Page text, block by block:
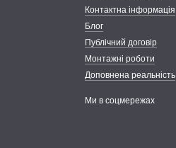
Контактна інформація
Блог
Публічний договір
Монтажні роботи
Доповнена реальність
Ми в соцмережах